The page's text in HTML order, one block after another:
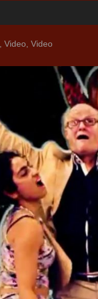
Video Video